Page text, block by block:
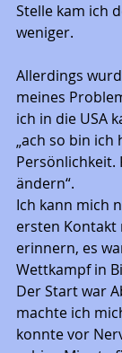
Stelle kam ich
weniger.
Allerdings
meines
ich in die USA
„ach so bin
Persönlichkeit.
ändern“.
Ich kann mich
ersten Kontakt
erinnern, es
Wettkampf in
Der Start war
machte ich
konnte vor